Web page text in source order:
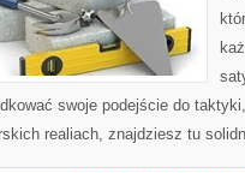
swoje podejście do
realiach, znajdziesz tu